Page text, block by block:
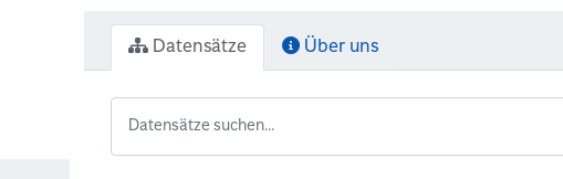
Datensätze Über uns